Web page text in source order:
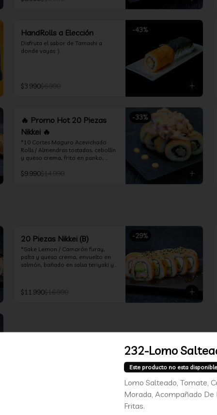
*Incluye 1 soya 30ml / 1 palitos / 1
-43%
HandRolls a Elección
Disfruta el sabor de Tamashi a
donde vayas :).
$3.990$6.990
-33%
🔥 Promo Hot 20 Piezas
Nikkei 🔥
*10 Cortes Maguro Acevichado
Rolls / Almendras tostadas, cebollín
y queso crema, frito en panko,
$9.990$14.990
-29%
20 Piezas Nikkei (B)
*Sake Lemon / Camarón furay,
palta y queso crema, envuelto en
salmón, bañado en salsa teriyaki y
*Shrimp Fire Rolls /Palta y camarón
furay, envuelto en queso crema
salsa teriyaki 30ml
$11.990$16.990
232-Lomo
Este producto no esta disponible
Lomo Salteado, Tomate,
Morada, Acompañado De
Fritas.